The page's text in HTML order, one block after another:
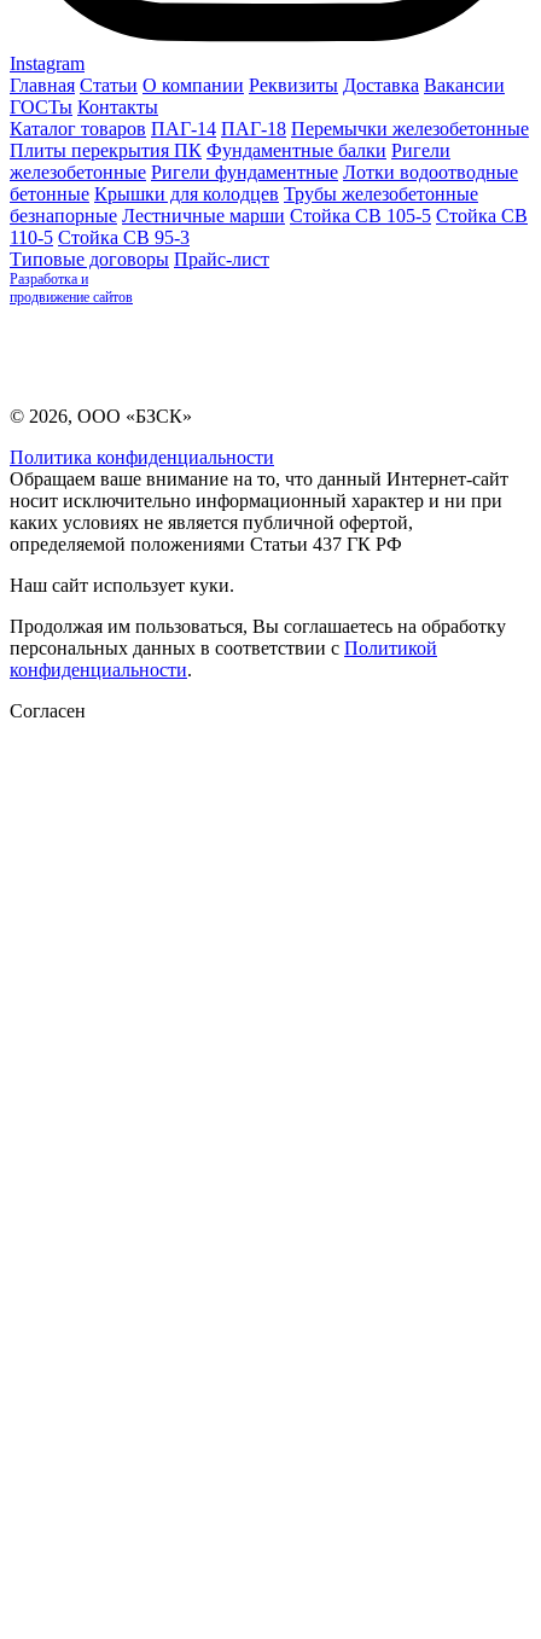
Instagram
Главная Статьи О компании Реквизиты Доставка Вакансии
ГОСТы Контакты
Каталог товаров ПАГ-14 ПАГ-18 Перемычки железобетонные
Плиты перекрытия ПК Фундаментные балки Ригели
железобетонные Ригели фундаментные Лотки водоотводные
бетонные Крышки для колодцев Трубы железобетонные
безнапорные Лестничные марши Стойка СВ 105-5 Стойка СВ
110-5 Стойка СВ 95-3
Типовые договоры Прайс-лист
Разработка и
продвижение сайтов
© 2026, ООО «БЗСК»
Политика конфиденциальности
Обращаем ваше внимание на то, что данный Интернет-сайт
носит исключительно информационный характер и ни при
каких условиях не является публичной офертой,
определяемой положениями Статьи 437 ГК РФ
Наш сайт использует куки.
Продолжая им пользоваться, Вы соглашаетесь на обработку
персональных данных в соответствии с Политикой
конфиденциальности.
Согласен